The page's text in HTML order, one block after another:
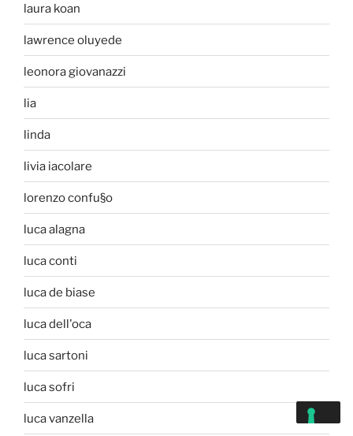
laura koan
lawrence oluyede
leonora giovanazzi
lia
linda
livia iacolare
lorenzo confu§o
luca alagna
luca conti
luca de biase
luca dell'oca
luca sartoni
luca sofri
luca vanzella